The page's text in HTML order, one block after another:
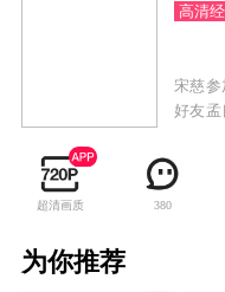
高清
宋慈
好友
辆马车
审戡，
这是
超清画质 380
为你推荐